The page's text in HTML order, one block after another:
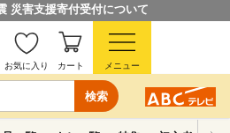
災害支援寄付受付について
検索
お気に入り カート メニュー